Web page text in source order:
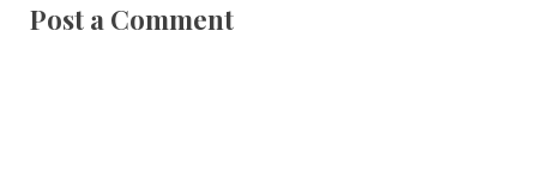
Post a Comment